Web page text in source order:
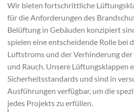
Wir bieten fortschrittliche
für die Anforderungen des
Belüftung in Gebäuden konzipiert
spielen eine entscheidende Rolle bei
Luftstroms und der Verhinderung
und Rauch. Unsere Lüftungsklappen
Sicherheitsstandards und sind in
Ausführungen verfügbar, um die
jedes Projekts zu erfüllen.